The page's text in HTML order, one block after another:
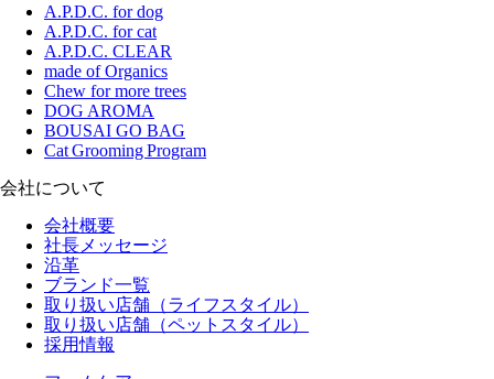
A.P.D.C. for dog
A.P.D.C. for cat
A.P.D.C. CLEAR
made of Organics
Chew for more trees
DOG AROMA
BOUSAI GO BAG
Cat Grooming Program
会社について
会社概要
社長メッセージ
沿革
ブランド一覧
取り扱い店舗（ライフスタイル）
取り扱い店舗（ペットスタイル）
採用情報